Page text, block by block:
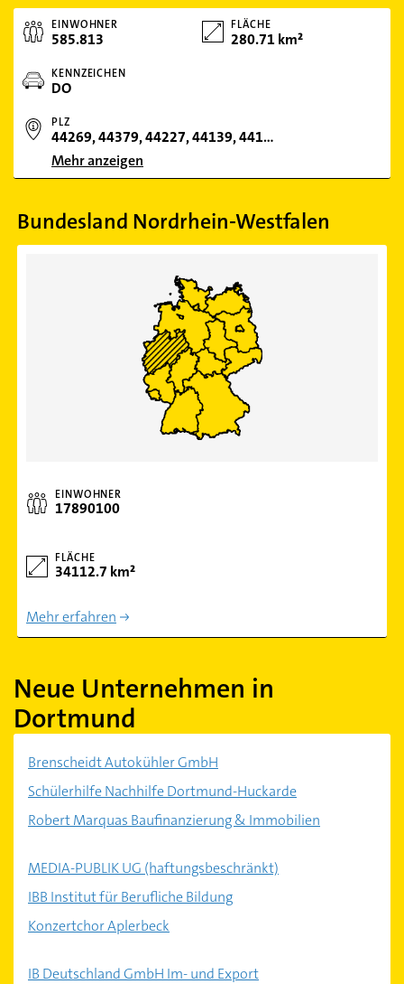
EINWOHNER
585.813
FLÄCHE
280.71 km²
KENNZEICHEN
DO
PLZ
44269, 44379, 44227, 44139, 44147, 44137, 44267, 44328, 44359, 44145, 44309, 44329, 44265, 44135, 44141, 44149, 44229, 44263, 44339, 44287, 44388, 44369, 44143, 44289, 44225, 44357, 44319, 44043
Mehr anzeigen
Bundesland Nordrhein-Westfalen
EINWOHNER
17890100
FLÄCHE
34112.7 km²
Mehr erfahren
Neue Unternehmen in
Dortmund
Brenscheidt Autokühler GmbH
Schülerhilfe Nachhilfe Dortmund-Huckarde
Robert Marquas Baufinanzierung & Immobilien
MEDIA-PUBLIK UG (haftungsbeschränkt)
IBB Institut für Berufliche Bildung
Konzertchor Aplerbeck
IB Deutschland GmbH Im- und Export